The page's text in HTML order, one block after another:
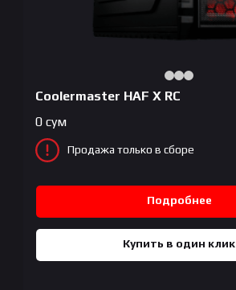
Coolermaster HAF X RC
0 сум
Продажа только в сборе
Подробнее
Купить в один клик